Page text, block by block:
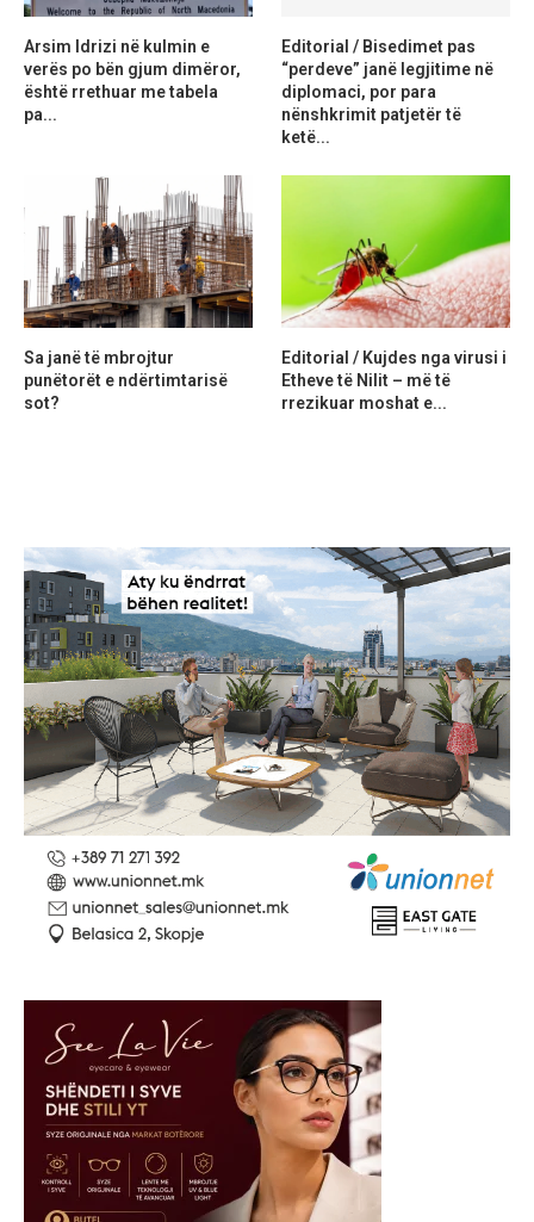
Arsim Idrizi në kulmin e
verës po bën gjum dimëror,
është rrethuar me tabela
pa...
Editorial / Bisedimet pas
“perdeve” janë legjitime në
diplomaci, por para
nënshkrimit patjetër të
ketë...
Sa janë të mbrojtur
punëtorët e ndërtimtarisë
sot?
Editorial / Kujdes nga virusi i
Etheve të Nilit – më të
rrezikuar moshat e...